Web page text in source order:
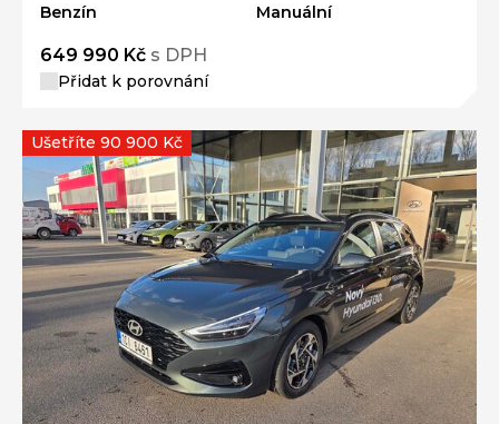
Benzín
Manuální
649 990 Kč s DPH
Přidat k porovnání
Ušetříte 90 900 Kč